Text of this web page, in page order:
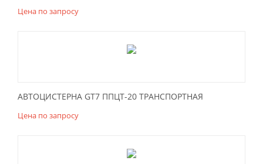
Цена по запросу
АВТОЦИСТЕРНА GT7 ППЦТ-20 ТРАНСПОРТНАЯ
Цена по запросу